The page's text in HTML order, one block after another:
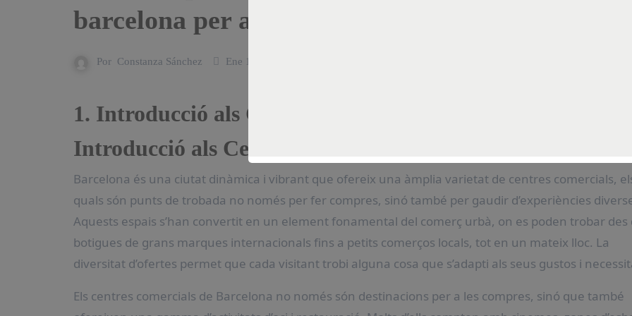
barcelona per a tots els gustos
Por Constanza Sánchez Ene 14, 2025
1. Introducció als Centres Comercials a Barcelona
Introducció als Centres Comercials a Barcelona
Barcelona és una ciutat dinàmica i vibrant que ofereix una àmplia varietat de centres comercials, els
quals són punts de trobada no només per fer compres, sinó també per gaudir d’experiències
Aquests espais s’han convertit en un element fonamental del comerç urbà, on es poden trobar des
botigues de grans marques internacionals fins a petits comerços locals, tot en un mateix lloc. La
diversitat d’ofertes permet que cada visitant trobi alguna cosa que s’adapti als seus gustos i
Els centres comercials de Barcelona no només són destinacions per a les compres, sinó que també